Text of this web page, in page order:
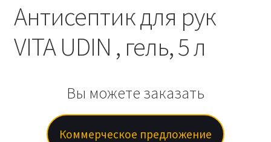
Антисептик для рук
VITA UDIN , гель, 5 л
Вы можете заказать
Коммерческое предложение